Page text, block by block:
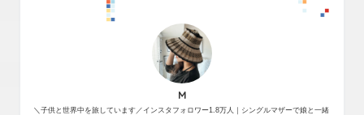
M
＼子供と世界中を旅しています／インスタフォロワー1.8万人｜シングルマザーで娘と一緒